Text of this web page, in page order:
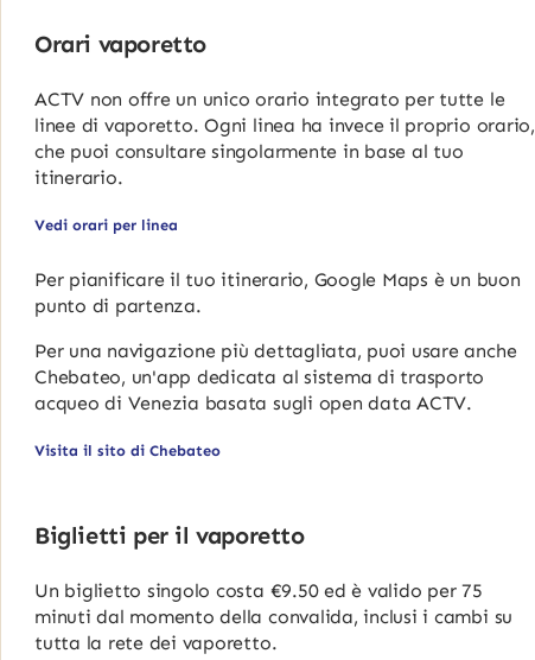
Orari vaporetto
ACTV non offre un unico orario integrato per tutte le
linee di vaporetto. Ogni linea ha invece il proprio orario,
che puoi consultare singolarmente in base al tuo
itinerario.
Vedi orari per linea
Per pianificare il tuo itinerario, Google Maps è un buon
punto di partenza.
Per una navigazione più dettagliata, puoi usare anche
Chebateo, un'app dedicata al sistema di trasporto
acqueo di Venezia basata sugli open data ACTV.
Visita il sito di Chebateo
Biglietti per il vaporetto
Un biglietto singolo costa €9.50 ed è valido per 75
minuti dal momento della convalida, inclusi i cambi su
tutta la rete dei vaporetto.